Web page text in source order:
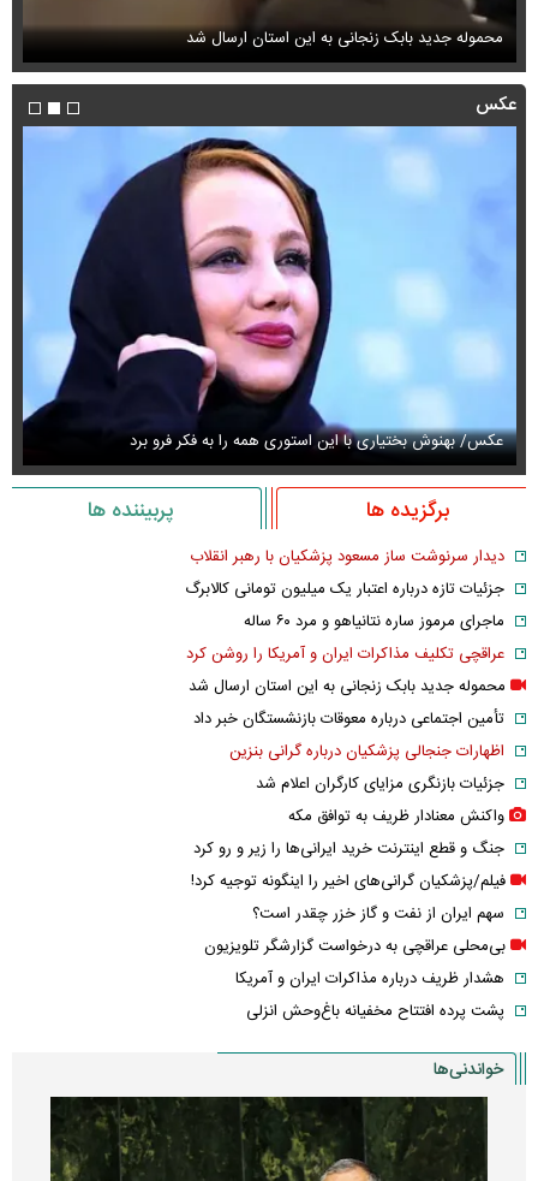
محموله جدید بابک زنجانی به این استان ارسال شد
عکس
عکس/ بهنوش بختیاری با این استوری همه را به فکر فرو برد
برگزیده ها پربیننده ها
دیدار سرنوشت ساز مسعود پزشکیان با رهبر انقلاب
جزئیات تازه درباره اعتبار یک میلیون تومانی کالابرگ
ماجرای مرموز ساره نتانیاهو و مرد ۶۰ ساله
عراقچی تکلیف مذاکرات ایران و آمریکا را روشن کرد
محموله جدید بابک زنجانی به این استان ارسال شد
تأمین اجتماعی درباره معوقات بازنشستگان خبر داد
اظهارات جنجالی پزشکیان درباره گرانی بنزین
جزئیات بازنگری مزایای کارگران اعلام شد
واکنش معنادار ظریف به توافق مکه
جنگ و قطع اینترنت خرید ایرانی‌ها را زیر و رو کرد
فیلم/پزشکیان گرانی‌های اخیر را اینگونه توجیه کرد!
سهم ایران از نفت و گاز خزر چقدر است؟
بی‌محلی عراقچی به درخواست گزارشگر تلویزیون
هشدار ظریف درباره مذاکرات ایران و آمریکا
پشت پرده افتتاح مخفیانه باغ‌وحش انزلی
خواندنی‌ها